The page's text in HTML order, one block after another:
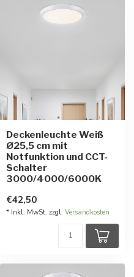
Deckenleuchte Weiß
Ø25,5 cm mit
Notfunktion und CCT-
Schalter
3000/4000/6000K
€42,50
* Inkl. MwSt. zzgl. Versandkosten